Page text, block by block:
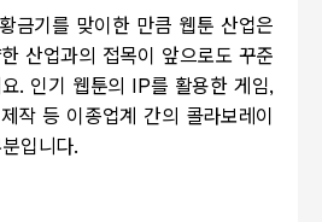
금기를 맞이한 만큼 웹툰 산업은
산업과의 접목이 앞으로도 꾸준
. 인기 웹툰의 IP를 활용한 게임,
작 등 이종업계 간의 콜라보레이
입니다.